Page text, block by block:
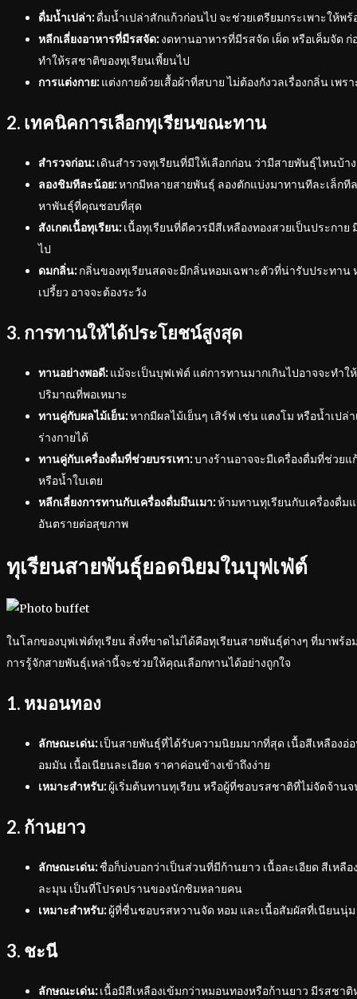
ดื่มน้ำเปล่า:ดื่มน้ำเปล่าสักแก้วก่อนไป จะช่วยเตรียมกระเพาะให้พร้
หลีกเลี่ยงอาหารที่มีรสจัด:งดทานอาหารที่มีรสจัด เผ็ด หรือเค็มจัด ก่
ทำให้รสชาติของทุเรียนเพี้ยนไป
การแต่งกาย:แต่งกายด้วยเสื้อผ้าที่สบาย ไม่ต้องกังวลเรื่องกลิ่น เพ
2. เทคนิคการเลือกทุเรียนขณะทาน
สำรวจก่อน:เดินสำรวจทุเรียนที่มีให้เลือกก่อน ว่ามีสายพันธุ์ไหนบ้
ลองชิมทีละน้อย:หากมีหลายสายพันธุ์ ลองตักแบ่งมาทานทีละเล็กที
หาพันธุ์ที่คุณชอบที่สุด
สังเกตเนื้อทุเรียน:เนื้อทุเรียนที่ดีควรมีสีเหลืองทองสวยเป็นประกาย
ไป
ดมกลิ่น:กลิ่นของทุเรียนสดจะมีกลิ่นหอมเฉพาะตัวที่น่ารับประทาน
เปรี้ยว อาจจะต้องระวัง
3. การทานให้ได้ประโยชน์สูงสุด
ทานอย่างพอดี:แม้จะเป็นบุฟเฟ่ต์ แต่การทานมากเกินไปอาจจะทำใ
ปริมาณที่พอเหมาะ
ทานคู่กับผลไม้เย็น:หากมีผลไม้เย็นๆ เสิร์ฟ เช่น แตงโม หรือน้ำเปล่
ร่างกายได้
ทานคู่กับเครื่องดื่มที่ช่วยบรรเทา:บางร้านอาจจะมีเครื่องดื่มที่ช่วย
หรือน้ำใบเตย
หลีกเลี่ยงการทานกับเครื่องดื่มมึนเมา:ห้ามทานทุเรียนกับเครื่องดื่ม
อันตรายต่อสุขภาพ
ทุเรียนสายพันธุ์ยอดนิยมในบุฟเฟ่ต์
ในโลกของบุฟเฟ่ต์ทุเรียน สิ่งที่ขาดไม่ได้คือทุเรียนสายพันธุ์ต่างๆ ที่มาพร้
การรู้จักสายพันธุ์เหล่านี้จะช่วยให้คุณเลือกทานได้อย่างถูกใจ
1. หมอนทอง
ลักษณะเด่น:เป็นสายพันธุ์ที่ได้รับความนิยมมากที่สุด เนื้อสีเหลืองอ่
อมมัน เนื้อเนียนละเอียด ราคาค่อนข้างเข้าถึงง่าย
เหมาะสำหรับ:ผู้เริ่มต้นทานทุเรียน หรือผู้ที่ชอบรสชาติที่ไม่จัดจ้านจ
2. ก้านยาว
ลักษณะเด่น:ชื่อก็บ่งบอกว่าเป็นส่วนที่มีก้านยาว เนื้อละเอียด สีเหลื
ละมุน เป็นที่โปรดปรานของนักชิมหลายคน
เหมาะสำหรับ:ผู้ที่ชื่นชอบรสหวานจัด หอม และเนื้อสัมผัสที่เนียนนุ่ม
3. ชะนี
ลักษณะเด่น:เนื้อมีสีเหลืองเข้มกว่าหมอนทองหรือก้านยาว มีรสชา